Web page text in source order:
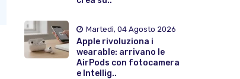
Martedì, 04 Agosto 2026
Apple rivoluziona i
wearable: arrivano le
AirPods con fotocamera
e Intellig..